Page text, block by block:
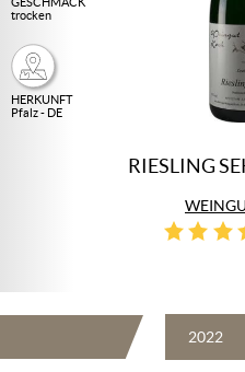
trocken
HERKUNFT
Pfalz - DE
RIESLING
2022